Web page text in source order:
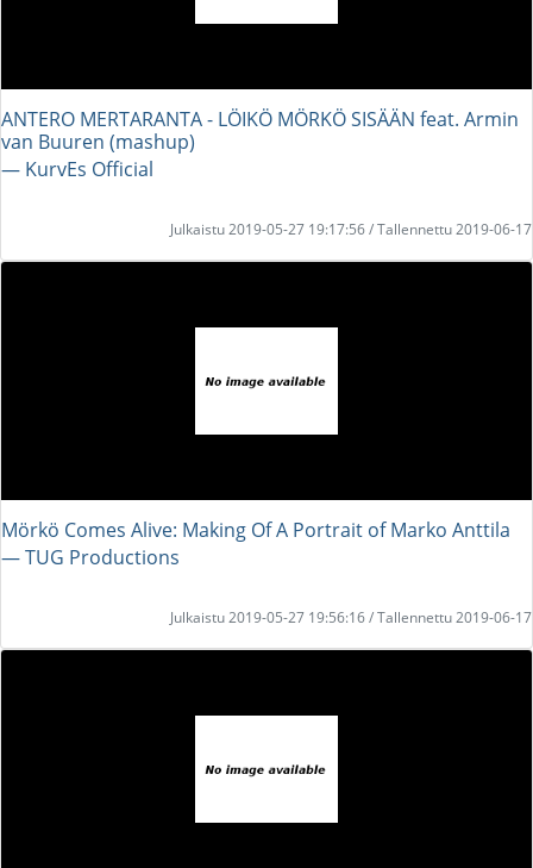
ANTERO MERTARANTA - LÖIKÖ MÖRKÖ SISÄÄN feat. Armin
van Buuren (mashup)
― KurvEs Official
Julkaistu 2019-05-27 19:17:56 / Tallennettu 2019-06-17
Mörkö Comes Alive: Making Of A Portrait of Marko Anttila
― TUG Productions
Julkaistu 2019-05-27 19:56:16 / Tallennettu 2019-06-17